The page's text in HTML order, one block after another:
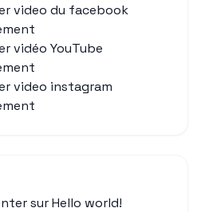
video du facebook
vidéo YouTube
video instagram
surHello world!